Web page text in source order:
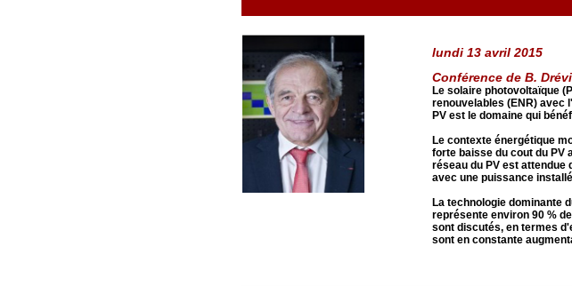
lundi 13 avril 2015
Conférence de B.
Le solaire photovoltaïque
renouvelables (ENR) avec
PV est le domaine qui
Le contexte énergétique
forte baisse du cout du PV
réseau du PV est attendue
avec une puissance
La technologie dominante
représente environ 90 %
sont discutés, en termes
sont en constante